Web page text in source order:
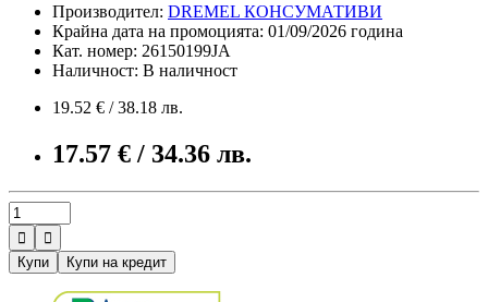
Производител: DREMEL КОНСУМАТИВИ
Крайна дата на промоцията: 01/09/2026 година
Кат. номер: 26150199JA
Наличност: В наличност
19.52 € / 38.18 лв.
17.57 € / 34.36 лв.


Купи
Купи на кредит